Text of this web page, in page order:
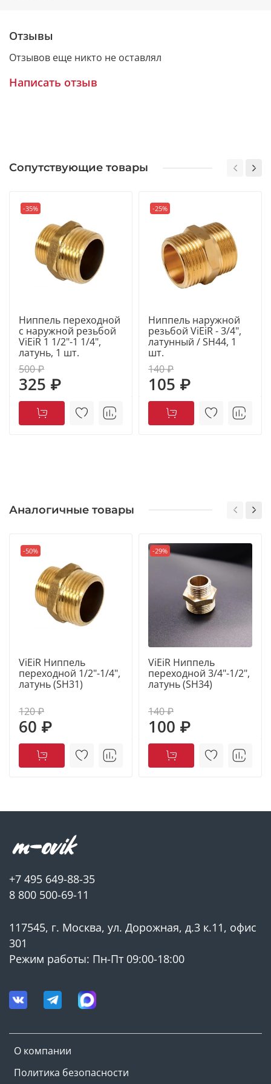
Отзывы
Отзывов еще никто не оставлял
Написать отзыв
Сопутствующие товары
-35%
Ниппель переходной
с наружной резьбой
ViEiR 1 1/2"-1 1/4",
латунь, 1 шт.
500 ₽
325 ₽
-25%
Ниппель наружной
резьбой ViEiR - 3/4",
латунный / SH44, 1
шт.
140 ₽
105 ₽
Аналогичные товары
-50%
ViEiR Ниппель
переходной 1/2"-1/4",
латунь (SH31)
120 ₽
60 ₽
-29%
ViEiR Ниппель
переходной 3/4"-1/2",
латунь (SH34)
140 ₽
100 ₽
О компании
Политика безопасности
+7 495 649-88-35
8 800 500-69-11
117545, г. Москва, ул. Дорожная, д.3 к.11, офис
301
Режим работы: Пн-Пт 09:00-18:00